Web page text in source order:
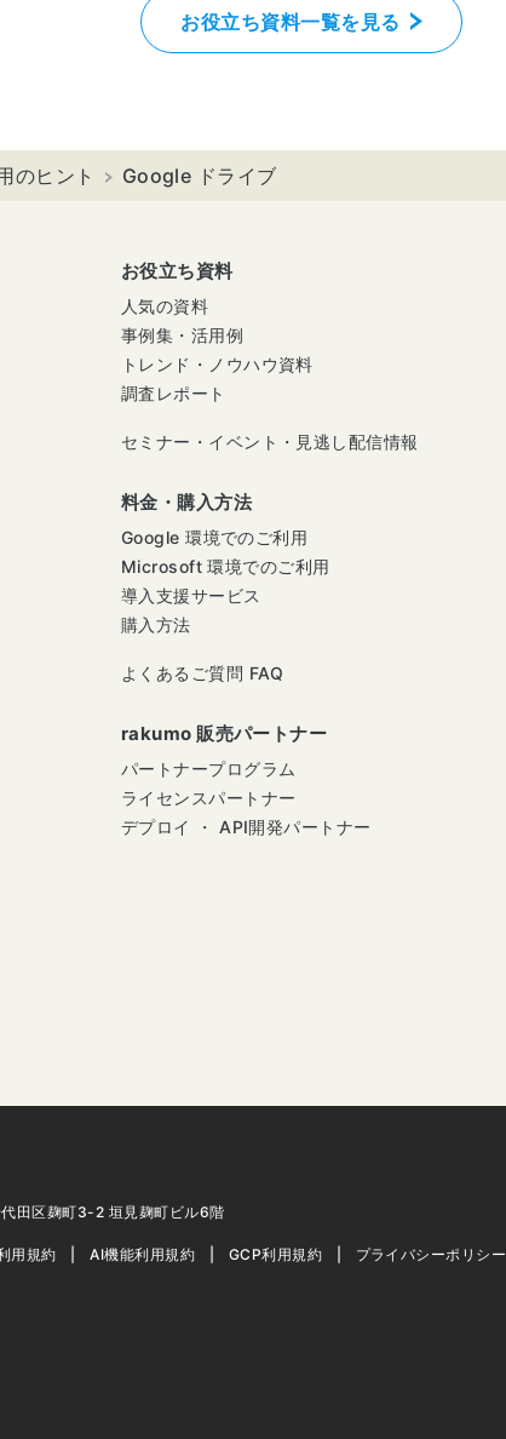
お役立ち資料一覧を見る
のヒント Google ドライブ
お役立ち資料
人気の資料
事例集・活用例
トレンド・ノウハウ資料
調査レポート
セミナー・イベント・見逃し配信情報
料金・購入方法
Google 環境でのご利用
Microsoft 環境でのご利用
導入支援サービス
購入方法
よくあるご質問 FAQ
rakumo 販売パートナー
パートナープログラム
ライセンスパートナー
デプロイ ・ API開発パートナー
田区麹町3-2 垣見麹町ビル6階
用規約 AI機能利用規約 GCP利用規約 プライバシーポリシー